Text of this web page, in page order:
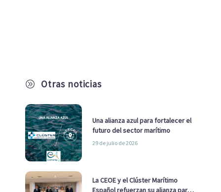
A Otras noticias
Una alianza azul para fortalecer el
futuro del sector marítimo
29 de julio de 2026
La CEOE y el Clúster Marítimo
Español refuerzan su alianza para